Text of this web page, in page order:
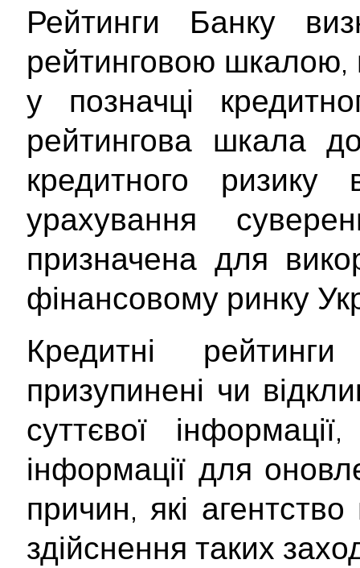
Рейтинги Банку
рейтинговою шкалою,
у позначці
рейтингова шкала
кредитного ризику
урахування
призначена для
фінансовому ринку
Кредитні
призупинені чи
суттєвої
інформації для
причин, які
здійснення таких